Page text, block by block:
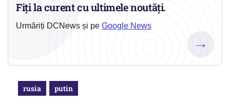
Fiți la curent cu ultimele noutăți.
Urmăriți DCNews și pe Google News
→
rusia putin